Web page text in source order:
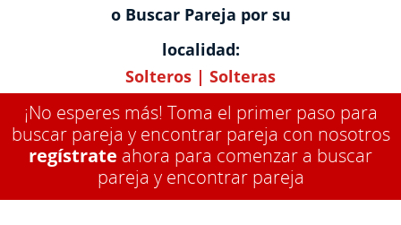
o Buscar Pareja por su
localidad:
Solteros | Solteras
¡No esperes más! Toma el primer paso para
buscar pareja y encontrar pareja con nosotros
regístrate ahora para comenzar a buscar
pareja y encontrar pareja